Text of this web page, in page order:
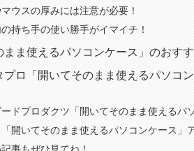
ウスの厚みには注意が必要！
持ち手の使い勝手がイマイチ！
まま使えるパソコンケース」のおす
プロ「開いてそのまま使えるパソコ
ドプロダクツ「開いてそのまま使えるパ
開いてそのまま使えるパソコンケース」
事もぜひ見てね！